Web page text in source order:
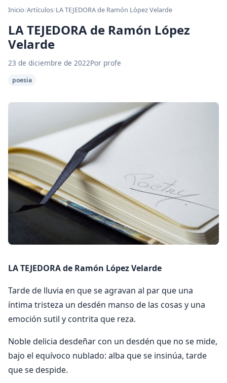
Inicio/Artículos/LA TEJEDORA de Ramón López Velarde
LA TEJEDORA de Ramón López
Velarde
23 de diciembre de 2022Por profe
poesia
LA TEJEDORA de Ramón López Velarde
Tarde de lluvia en que se agravan al par que una
íntima tristeza un desdén manso de las cosas y una
emoción sutil y contrita que reza.
Noble delicia desdeñar con un desdén que no se mide,
bajo el equívoco nublado: alba que se insinúa, tarde
que se despide.